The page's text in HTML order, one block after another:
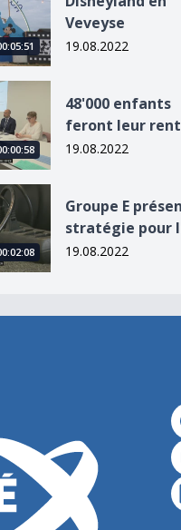
Veveyse
19.08.2022
feront leur rentrée
48'000 enfants
feront leur
19.08.2022
sa stratégie pour
Groupe E
stratégie pour
19.08.2022